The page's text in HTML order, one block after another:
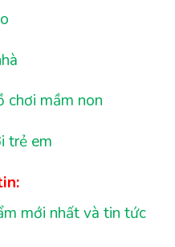
chơi mầm non
trẻ em
mới nhất và tin tức